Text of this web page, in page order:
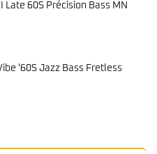
Late 60S Précision Bass MN
'60S Jazz Bass Fretless